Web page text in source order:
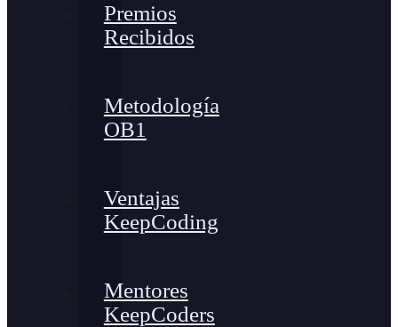
Premios
Recibidos
Metodología
OB1
Ventajas
KeepCoding
Mentores
KeepCoders